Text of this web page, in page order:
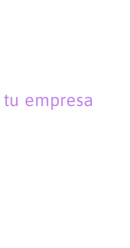
empresa